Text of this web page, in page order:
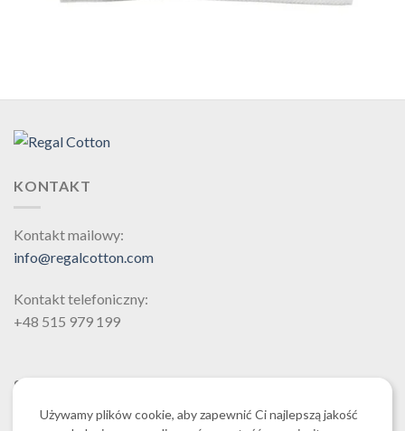
KONTAKT
Kontakt mailowy:
info@regalcotton.com
Kontakt telefoniczny:
+48 515 979 199
SZUKAJ
Używamy plików cookie, aby zapewnić Ci najlepszą jakość